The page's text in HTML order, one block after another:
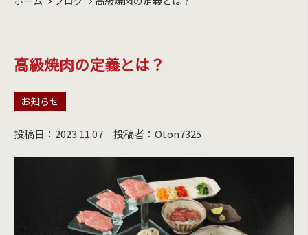
高級焼肉の定義とは？
お知らせ
投稿日：2023.11.07 投稿者：Oton7325